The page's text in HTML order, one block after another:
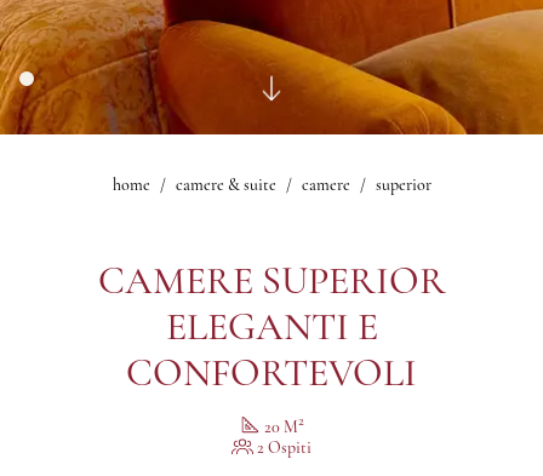
camere
0
bambini
prenotazione
Giardino d'Inverno
Bar Bistrot Mascagni
Ristorante Sorelle Fontana
Bar Lobby
Salone delle Feste
Salone Mascagni
Sala Iris
Sala Nerone
Sala Le Maschere
Fitness
Esperienze
Offerte
Galleryhome camere & suite camere superior
CAMERE SUPERIOR
ELEGANTI E
CONFORTEVOLI
20 M2
2 Ospiti